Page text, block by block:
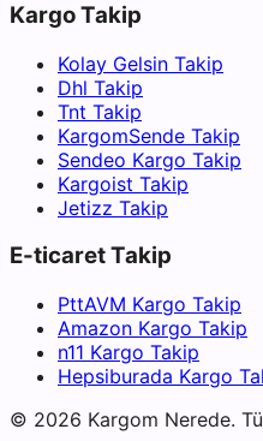
Kargo Takip
Kolay Gelsin Takip
Dhl Takip
Tnt Takip
KargomSende Takip
Sendeo Kargo Takip
Kargoist Takip
Jetizz Takip
E-ticaret Takip
PttAVM Kargo Takip
Amazon Kargo Takip
n11 Kargo Takip
Hepsiburada Kargo
© 2026 Kargom Nerede.